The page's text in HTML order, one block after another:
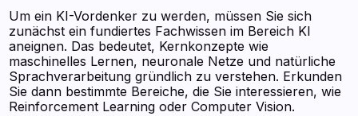
Um ein KI-Vordenker zu werden, müssen Sie sich
zunächst ein fundiertes Fachwissen im Bereich KI
aneignen. Das bedeutet, Kernkonzepte wie
maschinelles Lernen, neuronale Netze und natürliche
Sprachverarbeitung gründlich zu verstehen. Erkunden
Sie dann bestimmte Bereiche, die Sie interessieren, wie
Reinforcement Learning oder Computer Vision.